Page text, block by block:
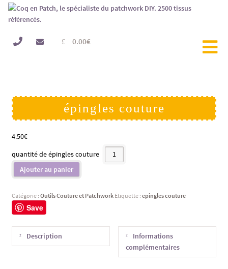
0.00€
épingles couture
4.50€
quantité de épingles couture
Ajouter au panier
Catégorie : Outils Couture et Patchwork Étiquette : epingles couture
Save
Description
Informations
complémentaires